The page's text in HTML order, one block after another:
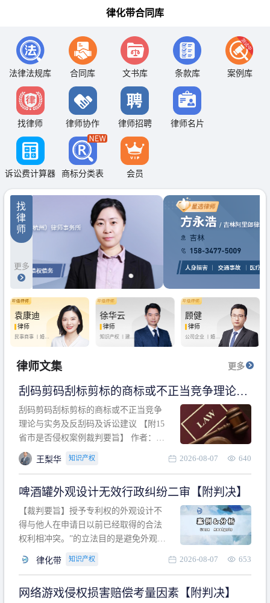
律化带合同库
法律法规库 合同库 文书库 条款库 案例库
找律师 律师协作 律师招聘 律师名片
诉讼费计算器 商标分类表 会员
找
律
师
更多
袁康迪
律师
民事商事 丨 婚姻
徐华云
律师
知识产权 丨 建设
顾健
律师
公司企业 丨婚姻
房产纠纷
律师文集 更多
刮码剪码刮标剪标的商标或不正当竞争理论与
实务及反刮码及诉讼建议 【附15省市是否侵权
案例裁判要旨】
刮码剪码刮标剪标的商标或不正当竞争
理论与实务及反刮码及诉讼建议 【附15
省市是否侵权案例裁判要旨】 作者：浙
江杭知桥律师事务所 王梨华 周靖超 【导
读】 第一部分：刮码剪码刮标剪标的商
诉讼建议 第二部分：15省市是否侵权案
例的裁判要旨 目录 第一部分、刮码剪码
刮
王梨华 知识产权 2026-08-07 640
啤酒罐外观设计无效行政纠纷二审【附判决】
【裁判要旨】授予专利权的外观设计不
得与他人在申请日以前已经取得的合法
权利相冲突。”的立法目的是避免外观设
冲突。基于此，凡是因该外观设计的实
于该款规定的规制范畴。“合法权利”不宜
律化带 知识产权 2026-08-07 653
网络游戏侵权损害赔偿考量因素【附判决】